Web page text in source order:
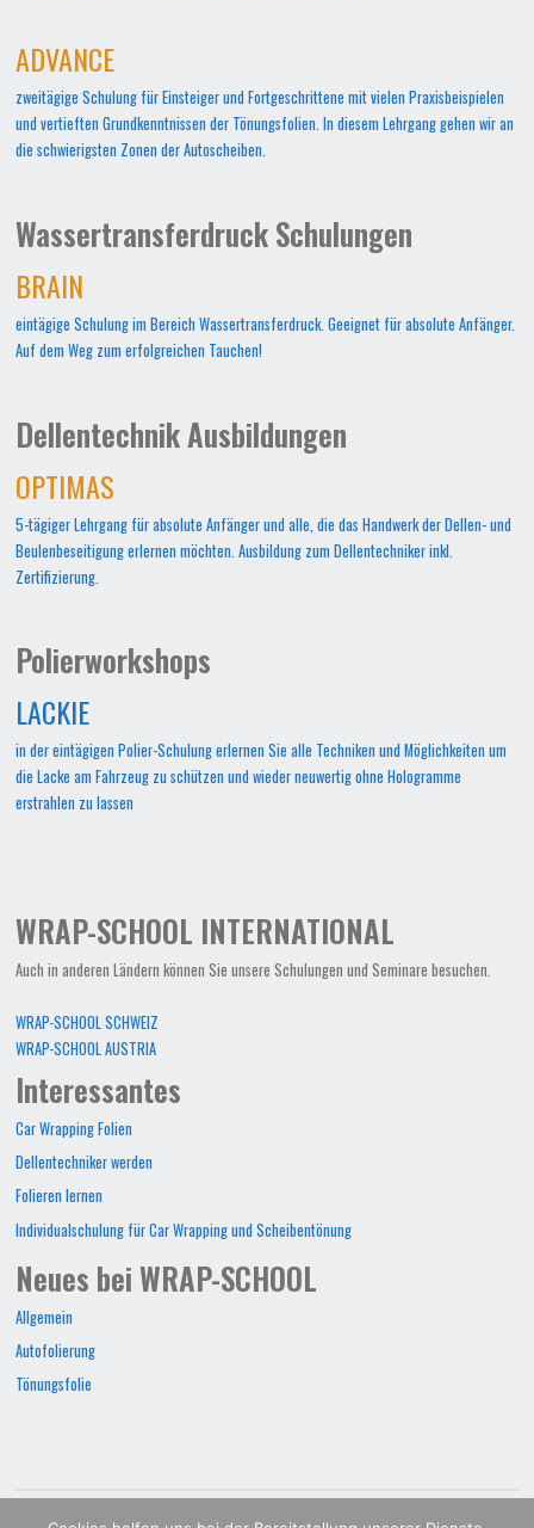
ADVANCE
zweitägige Schulung für Einsteiger und Fortgeschrittene mit vielen Praxisbeispielen
und vertieften Grundkenntnissen der Tönungsfolien. In diesem Lehrgang gehen wir an
die schwierigsten Zonen der Autoscheiben.
Wassertransferdruck Schulungen
BRAIN
eintägige Schulung im Bereich Wassertransferdruck. Geeignet für absolute Anfänger.
Auf dem Weg zum erfolgreichen Tauchen!
Dellentechnik Ausbildungen
OPTIMAS
5-tägiger Lehrgang für absolute Anfänger und alle, die das Handwerk der Dellen- und
Beulenbeseitigung erlernen möchten. Ausbildung zum Dellentechniker inkl.
Zertifizierung.
Polierworkshops
LACKIE
in der eintägigen Polier-Schulung erlernen Sie alle Techniken und Möglichkeiten um
die Lacke am Fahrzeug zu schützen und wieder neuwertig ohne Hologramme
erstrahlen zu lassen
WRAP-SCHOOL INTERNATIONAL
Auch in anderen Ländern können Sie unsere Schulungen und Seminare besuchen.
WRAP-SCHOOL SCHWEIZ
WRAP-SCHOOL AUSTRIA
Interessantes
Car Wrapping Folien
Dellentechniker werden
Folieren lernen
Individualschulung für Car Wrapping und Scheibentönung
Neues bei WRAP-SCHOOL
Allgemein
Autofolierung
Tönungsfolie